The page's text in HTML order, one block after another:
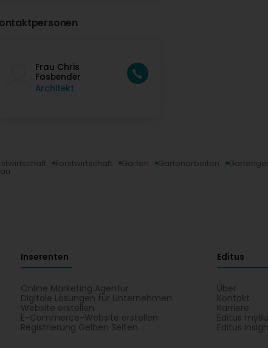
avec une grande efficacité, un sérieux et une discrétion
commendable. Thank you to Cloé and Nicolas.
Frau Chris
Fasbender
Architekt
Forstwirtschaft Garten Gartenarbeiten
Inserenten
Online Marketing Agentur
Digitale Lösungen für Unternehmen
Website erstellen
E-Commerce-Website erstellen
Registrierung Gelben Seiten
Editus
Über
Kontakt
Karriere
Editus
Editus